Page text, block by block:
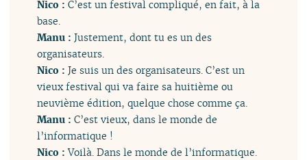
Nico :C’est un festival compliqué, en fait, à la
base.
Manu :Justement, dont tu es un des
organisateurs.
Nico :Je suis un des organisateurs. C’est un
vieux festival qui va faire sa huitième ou
neuvième édition, quelque chose comme ça.
Manu :C’est vieux, dans le monde de
l’informatique !
Nico :Voilà. Dans le monde de l’informatique.